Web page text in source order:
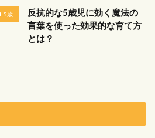
5歳
反抗的な5歳児に効く魔法の
言葉を使った効果的な育て方
とは？